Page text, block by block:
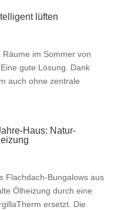
lüften
im Sommer von
gute Lösung. Dank
auch ohne zentrale
Haus: Natur-
Flachdach-Bungalows aus
Ölheizung durch eine
ersetzt. Die